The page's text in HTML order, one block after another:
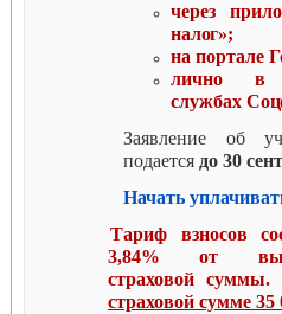
через
налог»;
на портале
лично в
службах
Заявление об
подается до 30
Начать
Тариф взносов
3,84% от
страховой
страховой сумме 35